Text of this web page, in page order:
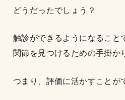
どうだったでしょう？
触診ができるようになること
関節を見つけるための手掛か
つまり、評価に活かすことが